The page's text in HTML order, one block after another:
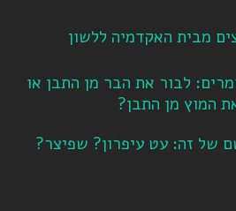
מבית האקדמיה ללשון
לבור את הבר מן התבן או
המוץ מן התבן?
של זה: עט עיפרון? שפיצר?